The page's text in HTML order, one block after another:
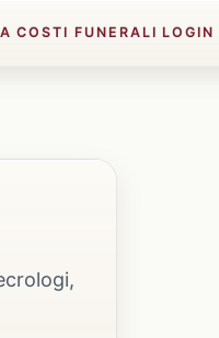
COSTI FUNERALI LOGIN